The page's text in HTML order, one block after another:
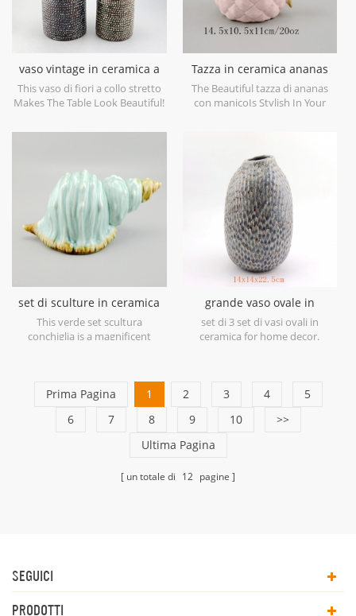
vaso vintage in ceramica a
collo stretto
This vaso di fiori a collo stretto
Makes The Table Look Beautiful!
Tazza in ceramica ananas
con manico dorato
The Beautiful tazza di ananas
con manicoIs Stylish In Your
set di sculture in ceramica
verde con guscio
This verde set scultura
conchiglia is a magnificent
grande vaso ovale in
ceramica blu antico
set di 3 set di vasi ovali in
ceramica for home decor.
Prima Pagina 1 2 3 4
5
6
7 8 9 10
>>
Ultima Pagina
un totale di 12 pagine
SEGUICI
PRODOTTI